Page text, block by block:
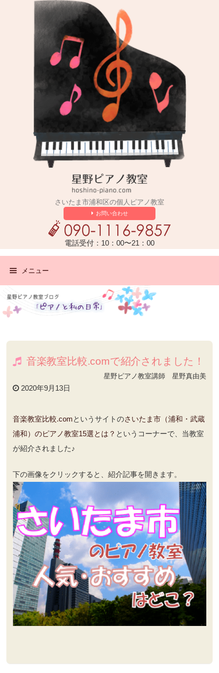
さいたま市浦和区の個人ピアノ教室
お問い合わせ
電話受付：10：00〜21：00
メニュー
音楽教室比較.comで紹介されました！
星野ピアノ教室講師 星野真由美
2020年9月13日
音楽教室比較.comというサイトのさいたま市（浦和・武蔵
浦和）のピアノ教室15選とは？ というコーナーで、当教室
が紹介されました♪
下の画像をクリックすると、紹介記事を開きます。